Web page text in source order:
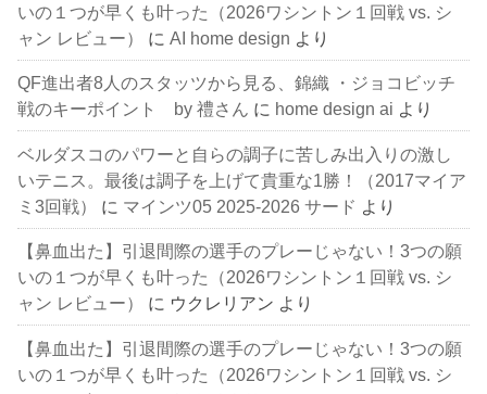
いの１つが早くも叶った（2026ワシントン１回戦 vs. シ
ャン レビュー）
にAI home design より
QF進出者8人のスタッツから見る、錦織 ・ジョコビッチ
戦のキーポイント by 禮さん に home design ai より
ベルダスコのパワーと自らの調子に苦しみ出入りの激し
いテニス。最後は調子を上げて貴重な1勝！（2017マイア
ミ3回戦）
に マインツ05 2025-2026 サード より
【鼻血出た】引退間際の選手のプレーじゃない！3つの願
いの１つが早くも叶った（2026ワシントン１回戦 vs. シ
ャン レビュー）
に ウクレリアン より
【鼻血出た】引退間際の選手のプレーじゃない！3つの願
いの１つが早くも叶った（2026ワシントン１回戦 vs. シ